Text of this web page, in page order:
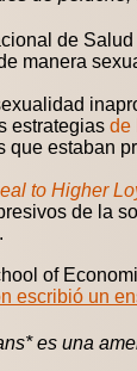
de
manera
estrategias de
que estaban
to Higher
de la
of
escribió un
es una